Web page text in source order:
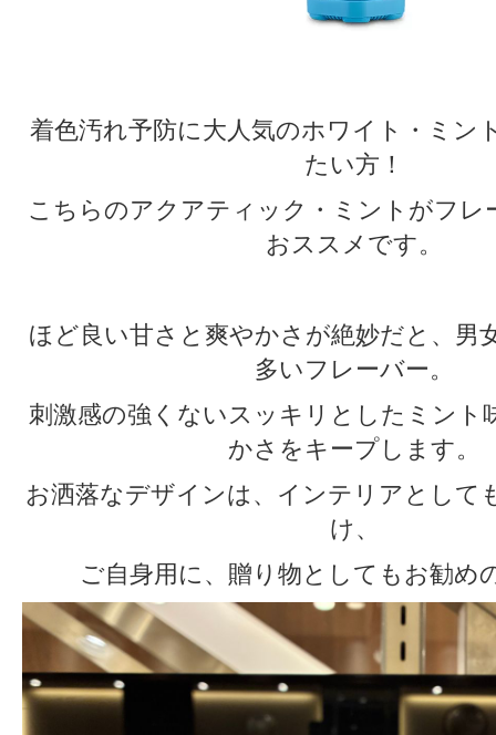
着色汚れ予防に大人気のホワイト・ミン
たい方！
こちらのアクアティック・ミントがフレ
おススメです。
ほど良い甘さと爽やかさが絶妙だと、男
多いフレーバー。
刺激感の強くないスッキリとしたミント
かさをキープします。
お洒落なデザインは、インテリアとして
け、
ご自身用に、贈り物としてもお勧め